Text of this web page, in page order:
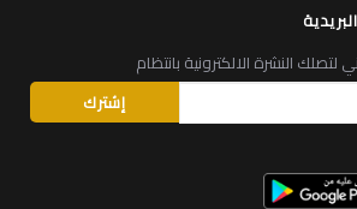
لتصلك النشرة الالكترونية بانتظام